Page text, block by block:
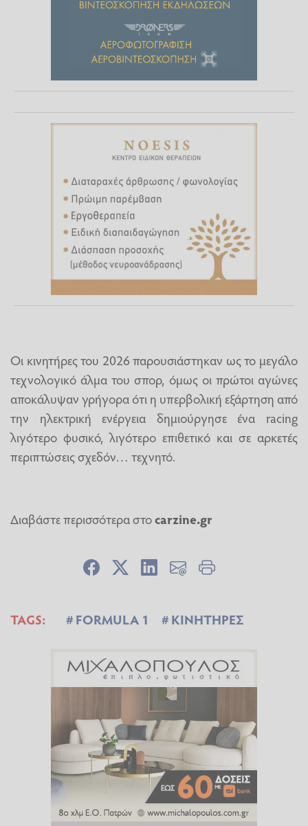
Οι κινητήρες του 2026 παρουσιάστηκαν ως το μεγάλο
τεχνολογικό άλμα του σπορ, όμως οι πρώτοι αγώνες
αποκάλυψαν γρήγορα ότι η υπερβολική εξάρτηση από
την ηλεκτρική ενέργεια δημιούργησε ένα racing
λιγότερο φυσικό, λιγότερο επιθετικό και σε αρκετές
περιπτώσεις σχεδόν… τεχνητό.
Διαβάστε περισσότερα στοcarzine.gr
TAGS: FORMULA 1 ΚΙΝΗΤΗΡΕΣ